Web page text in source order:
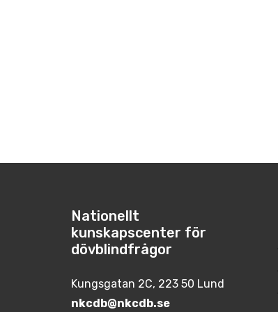
Nationellt
kunskapscenter för
dövblindfrågor
Kungsgatan 2C, 223 50 Lund
nkcdb@nkcdb.se